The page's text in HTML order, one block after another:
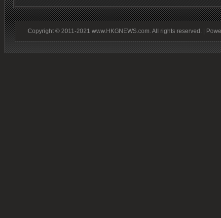
Copyright © 2011-2021 www.HKGNEWS.com. All rights reserved. |